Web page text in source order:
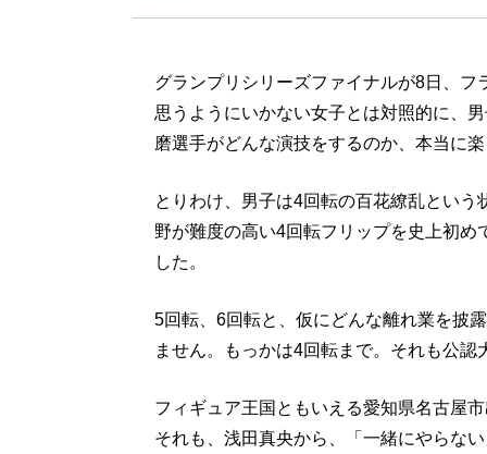
グランプリシリーズファイナルが8日、
思うようにいかない女子とは対照的に、
磨選手がどんな演技をするのか、本当に
とりわけ、男子は4回転の百花繚乱とい
野が難度の高い4回転フリップを史上初
した。
5回転、6回転と、仮にどんな離れ業を披
ません。もっかは4回転まで。それも公認
フィギュア王国ともいえる愛知県名古屋
それも、浅田真央から、「一緒にやらな